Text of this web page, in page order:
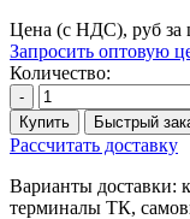
Цена (с НДС), руб за
Запросить оптовую
Количество:
-
Купить
Быстрый
Рассчитать доставку
Варианты доставки:
терминалы ТК,